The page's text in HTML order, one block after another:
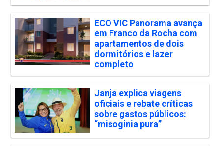
ECO VIC Panorama avança
em Franco da Rocha com
apartamentos de dois
dormitórios e lazer
completo
Janja explica viagens
oficiais e rebate críticas
sobre gastos públicos:
“misoginia pura”